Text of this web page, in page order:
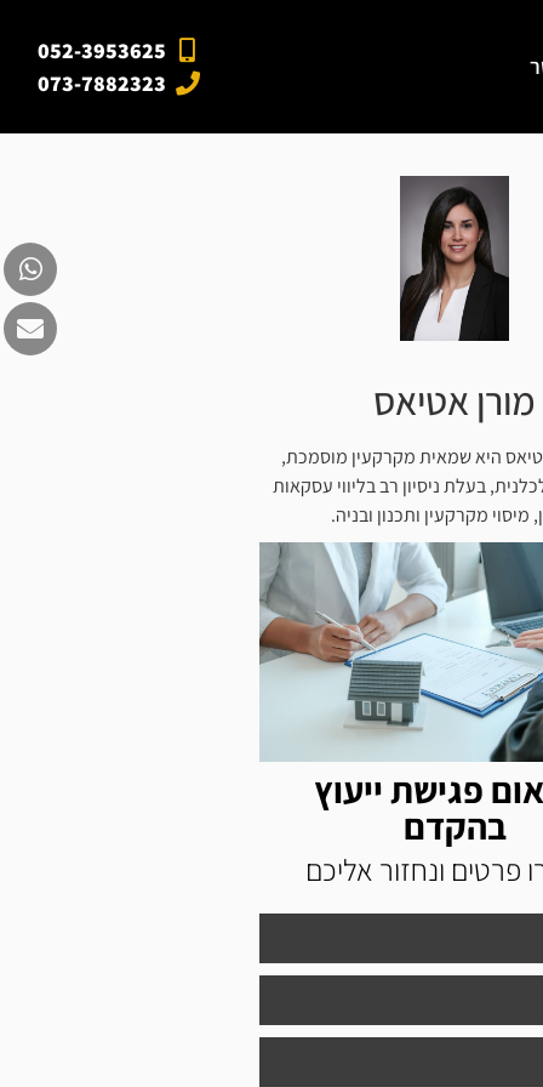
052-3953625
073-7882323
מורן אטיאס
היא שמאית מקרקעין מוסמכת,
בעלת ניסיון רב בליווי עסקאות
מיסוי מקרקעין ותכנון ובניה.
פגישת ייעוץ
בהקדם
פרטים ונחזור אליכם